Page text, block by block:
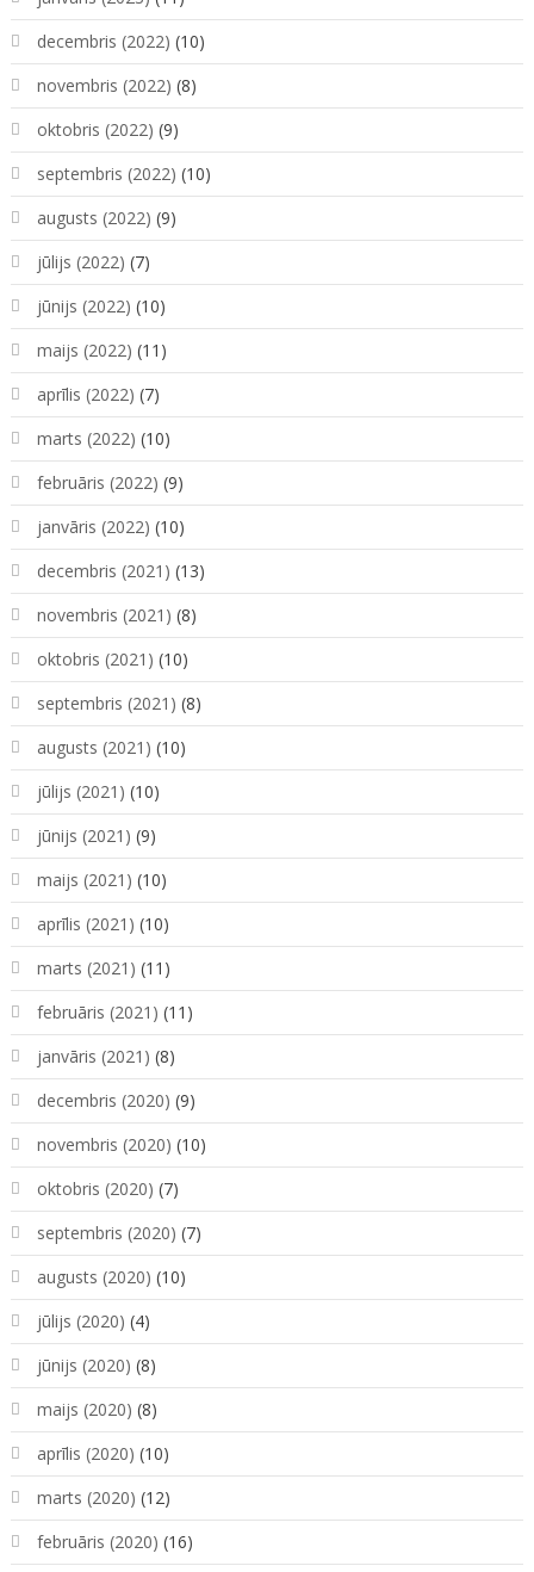
decembris (2022) (10)
novembris (2022) (8)
oktobris (2022) (9)
septembris (2022) (10)
augusts (2022) (9)
jūlijs (2022) (7)
jūnijs (2022) (10)
maijs (2022) (11)
aprīlis (2022) (7)
marts (2022) (10)
februāris (2022) (9)
janvāris (2022) (10)
decembris (2021) (13)
novembris (2021) (8)
oktobris (2021) (10)
septembris (2021) (8)
augusts (2021) (10)
jūlijs (2021) (10)
jūnijs (2021) (9)
maijs (2021) (10)
aprīlis (2021) (10)
marts (2021) (11)
februāris (2021) (11)
janvāris (2021) (8)
decembris (2020) (9)
novembris (2020) (10)
oktobris (2020) (7)
septembris (2020) (7)
augusts (2020) (10)
jūlijs (2020) (4)
jūnijs (2020) (8)
maijs (2020) (8)
aprīlis (2020) (10)
marts (2020) (12)
februāris (2020) (16)